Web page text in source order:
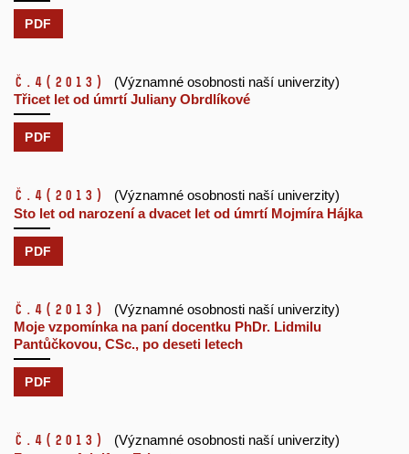
PDF
č.4 (2013)
(Významné osobnosti naší univerzity)
Třicet let od úmrtí Juliany Obrdlíkové
PDF
č.4 (2013)
(Významné osobnosti naší univerzity)
Sto let od narození a dvacet let od úmrtí Mojmíra Hájka
PDF
č.4 (2013)
(Významné osobnosti naší univerzity)
Moje vzpomínka na paní docentku PhDr. Lidmilu
Pantůčkovou, CSc., po deseti letech
PDF
č.4 (2013)
(Významné osobnosti naší univerzity)